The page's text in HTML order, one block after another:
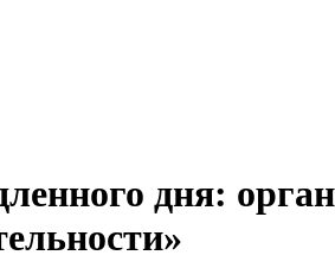
дня: